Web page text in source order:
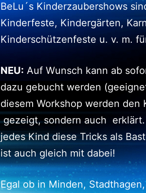
BeLu´s Kinderzaubershows
Kinderfeste, Kindergärten,
Kinderschützenfeste u. v. m.
NEU: Auf Wunsch kann ab
dazu gebucht werden
diesem Workshop werden
gezeigt, sondern auch erklärt.
jedes Kind diese Tricks als
ist auch gleich mit dabei!
Egal ob in Minden,